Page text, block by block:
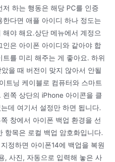
하는 행동은 해당 PC를 인증
다면 애플 아이디 하나 정도는
야 해요.상단 메뉴에서 계정으
은 아이폰 아이디와 같아야 합
를 미리 해주는 게 좋아요. 하위
을 때 버전이 맞지 않아서 안될
트닝 케이블로 컴퓨터와 스마트
쪽 상단의 iPhone 아이콘을 클
데 여기서 설정만 하면 됩니다.
창에서 아이폰 백업 환경을 선
항목은 로컬 백업 암호화입니다.
정하면 아이폰14에 백업을 복원
, 사진, 자동으로 입력해 놓은 사